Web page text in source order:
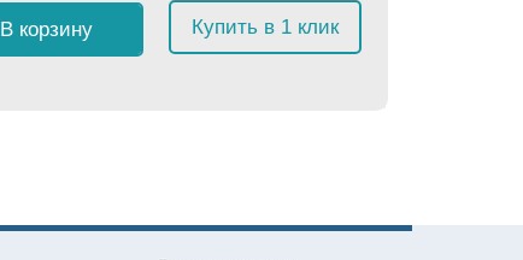
В корзину Купить в 1 клик